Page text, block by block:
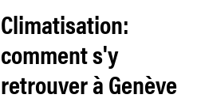
Climatisation:
comment s'y
retrouver à Genève